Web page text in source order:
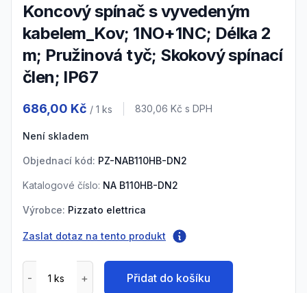
Koncový spínač s vyvedeným
kabelem_Kov; 1NO+1NC; Délka 2
m; Pružinová tyč; Skokový spínací
člen; IP67
686,00 Kč / 1 ks Cena s DPH
830,06 Kč s DPH
Není skladem
Objednací kód: PZ-NAB110HB-DN2
Katalogové číslo: NA B110HB-DN2
Výrobce: Pizzato elettrica
Zaslat dotaz na tento produkt
Přidat do košíku